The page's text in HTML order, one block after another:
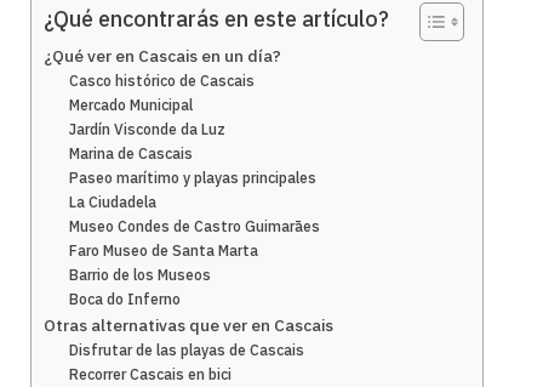
¿Qué encontrarás en este artículo?
¿Qué ver en Cascais en un día?
Casco histórico de Cascais
Mercado Municipal
Jardín Visconde da Luz
Marina de Cascais
Paseo marítimo y playas principales
La Ciudadela
Museo Condes de Castro Guimarāes
Faro Museo de Santa Marta
Barrio de los Museos
Boca do Inferno
Otras alternativas que ver en Cascais
Disfrutar de las playas de Cascais
Recorrer Cascais en bici